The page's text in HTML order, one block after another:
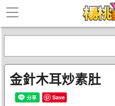
金針木耳炒素肚
Save